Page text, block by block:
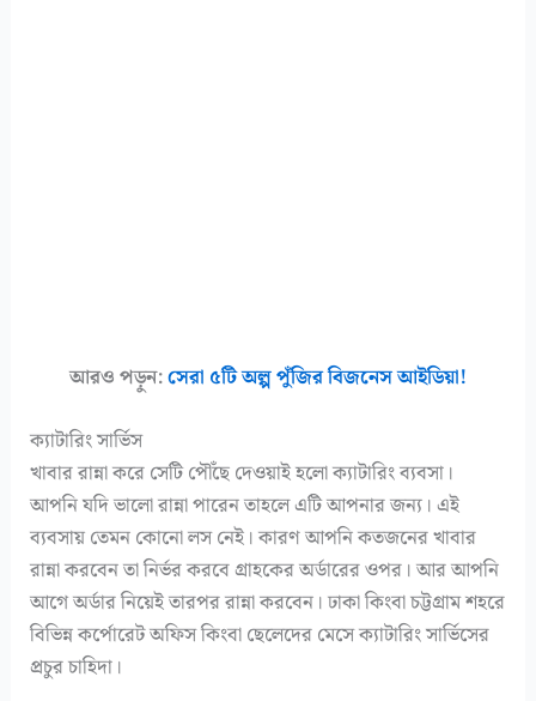
আরও পড়ুন:সেরা ৫টি অল্প পুঁজির বিজনেস আইডিয়া!
ক্যাটারিং সার্ভিস
খাবার রান্না করে সেটি পৌঁছে দেওয়াই হলো ক্যাটারিং ব্যবসা।
আপনি যদি ভালো রান্না পারেন তাহলে এটি আপনার জন্য। এই
ব্যবসায় তেমন কোনো লস নেই। কারণ আপনি কতজনের খাবার
রান্না করবেন তা নির্ভর করবে গ্রাহকের অর্ডারের ওপর। আর আপনি
আগে অর্ডার নিয়েই তারপর রান্না করবেন। ঢাকা কিংবা চট্টগ্রাম শহরে
বিভিন্ন কর্পোরেট অফিস কিংবা ছেলেদের মেসে ক্যাটারিং সার্ভিসের
প্রচুর চাহিদা।